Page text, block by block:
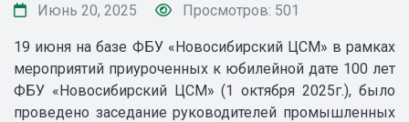
Июнь 20, 2025 Просмотров: 501
19 июня на базе ФБУ «Новосибирский ЦСМ» в рамках
мероприятий приуроченных к юбилейной дате 100 лет
ФБУ «Новосибирский ЦСМ» (1 октября 2025г.), было
проведено заседание руководителей промышленных